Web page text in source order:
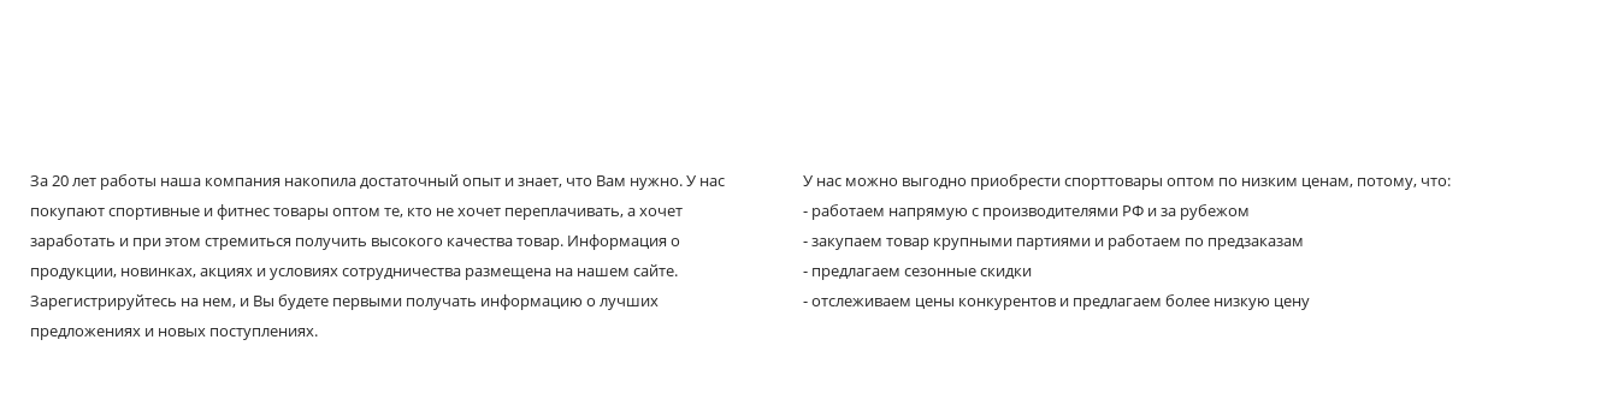
За 20 лет работы наша компания накопила достаточный опыт и знает, что Вам нужно. У нас
покупают спортивные и фитнес товары оптом те, кто не хочет переплачивать, а хочет
заработать и при этом стремиться получить высокого качества товар. Информация о
продукции, новинках, акциях и условиях сотрудничества размещена на нашем сайте.
Зарегистрируйтесь на нем, и Вы будете первыми получать информацию о лучших
предложениях и новых поступлениях.
У нас можно выгодно приобрести спорттовары оптом по низким ценам, потому, что:
- работаем напрямую с производителями РФ и за рубежом
- закупаем товар крупными партиями и работаем по предзаказам
- предлагаем сезонные скидки
- отслеживаем цены конкурентов и предлагаем более низкую цену